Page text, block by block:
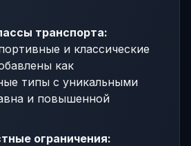
транспорта:
и классические
как
типы с уникальными
и повышенной
ограничения: